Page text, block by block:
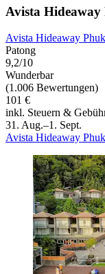
Avista
Avista Hideaway
Patong
9,2/10
Wunderbar
(1.006 Bewertungen)
101 €
inkl. Steuern &
31. Aug.–1. Sept.
Avista Hideaway